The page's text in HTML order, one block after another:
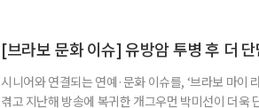
준비부터 구직 수당까지 고용노동부 국민취업지원
업 지원 계획을 세
[브라보 문화 이슈] 유방암 투병 후 더
시니어와 연결되는 연예·문화 이슈를, ‘브라보 마이
겪고 지난해 방송에 복귀한 개그우먼 박미선이 더욱